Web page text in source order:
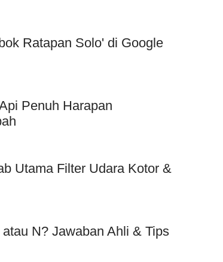
Ratapan Solo' di Google
Penuh Harapan
Utama Filter Udara Kotor &
N? Jawaban Ahli & Tips